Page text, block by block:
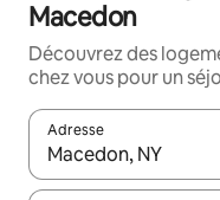
Macedon
Découvrez des
chez vous pour un
Adresse
Lorsque les résultats